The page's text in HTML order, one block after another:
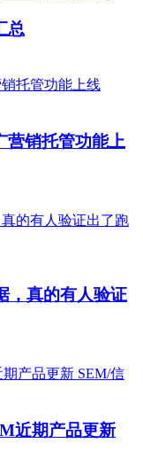
总
营销托管功能上
，真的有人验证
SEM/信
近期产品更新